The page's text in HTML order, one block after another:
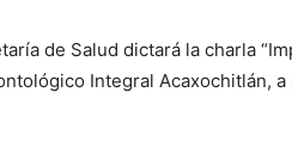
de Salud dictará la charla
Integral Acaxochitlán, a